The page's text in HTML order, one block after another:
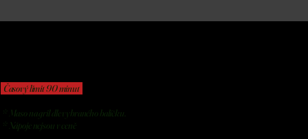
Časový limit 90 minut
* Maso na gril dle vybraného balíčku.
* Nápoje nejsou v ceně